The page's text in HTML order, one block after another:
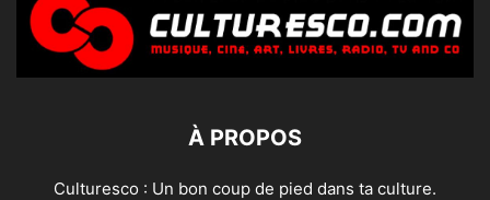
À PROPOS
Culturesco : Un bon coup de pied dans ta culture.